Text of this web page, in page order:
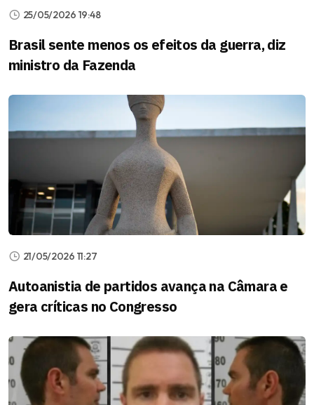
25/05/2026 19:48
Brasil sente menos os efeitos da guerra, diz
ministro da Fazenda
21/05/2026 11:27
Autoanistia de partidos avança na Câmara e
gera críticas no Congresso